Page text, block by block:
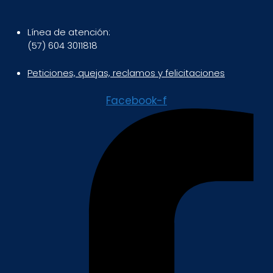
Línea de atención:
(57) 604 3011818
Peticiones, quejas, reclamos y felicitaciones
Facebook-f